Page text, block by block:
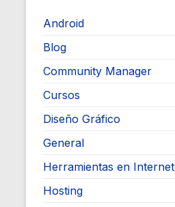
Android
Blog
Community Manager
Cursos
Diseño Gráfico
General
Herramientas en Internet
Hosting